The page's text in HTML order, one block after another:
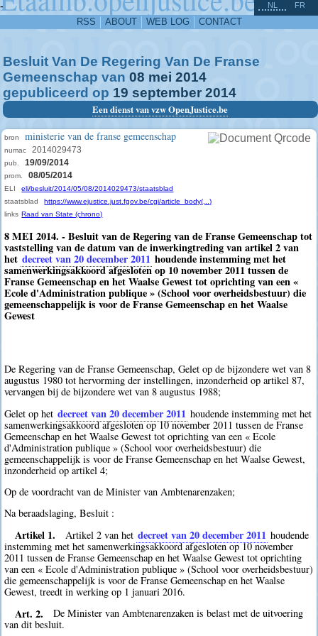
-
RSS ABOUT WEB LOG CONTACT
NL FR
Besluit Van De Regering Van De Franse
Gemeenschap van 08 mei 2014
gepubliceerd op 19 september 2014
Een dienst van vzw OpenJustice.be
bron ministerie van de franse gemeenschap
numac 2014029473
pub. 19/09/2014
prom. 08/05/2014
ELI
eli/besluit/2014/05/08/2014029473/staatsblad
staatsblad
https://www.ejustice.just.fgov.be/cgi/article_body(...)
links Raad van State (chrono)
8 MEI 2014. - Besluit van de Regering van de Franse Gemeenschap tot
vaststelling van de datum van de inwerkingtreding van artikel 2 van
het decreet van 20 december 2011 houdende instemming met het
samenwerkingsakkoord afgesloten op 10 november 2011 tussen de
Franse Gemeenschap en het Waalse Gewest tot oprichting van een «
Ecole d'Administration publique » (School voor overheidsbestuur) die
gemeenschappelijk is voor de Franse Gemeenschap en het Waalse
Gewest
De Regering van de Franse Gemeenschap, Gelet op de bijzondere wet van 8
augustus 1980 tot hervorming der instellingen, inzonderheid op artikel 87,
vervangen bij de bijzondere wet van 8 augustus 1988;
Gelet op het decreet van 20 december 2011 houdende instemming met het
samenwerkingsakkoord afgesloten op 10 november 2011 tussen de Franse
Gemeenschap en het Waalse Gewest tot oprichting van een « Ecole
d'Administration publique » (School voor overheidsbestuur) die
gemeenschappelijk is voor de Franse Gemeenschap en het Waalse Gewest,
inzonderheid op artikel 4;
Op de voordracht van de Minister van Ambtenarenzaken;
Na beraadslaging, Besluit :
Artikel 1. Artikel 2 van het decreet van 20 december 2011 houdende
instemming met het samenwerkingsakkoord afgesloten op 10 november
2011 tussen de Franse Gemeenschap en het Waalse Gewest tot oprichting
van een « Ecole d'Administration publique » (School voor overheidsbestuur)
die gemeenschappelijk is voor de Franse Gemeenschap en het Waalse
Gewest, treedt in werking op 1 januari 2016.
Art. 2.
De Minister van Ambtenarenzaken is belast met de uitvoering
van dit besluit.
^